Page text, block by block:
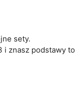
sety.
i znasz podstawy to